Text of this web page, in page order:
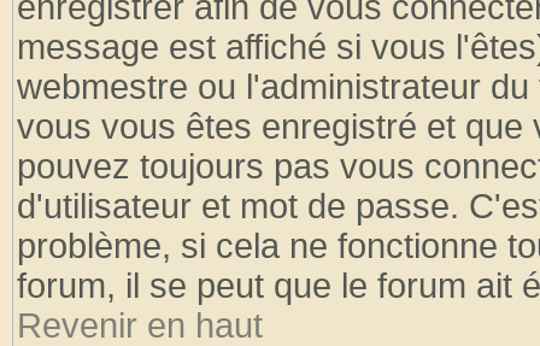
message est affiché si vous
webmestre ou l'administrateur
vous vous êtes enregistré et
pouvez toujours pas vous
d'utilisateur et mot de passe.
problème, si cela ne fonctionne
forum, il se peut que le forum ait
Revenir en haut